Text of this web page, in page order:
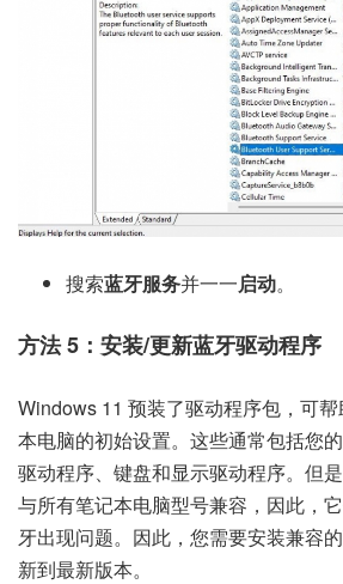
搜索蓝牙服务并一一启动。
方法 5：安装/更新蓝牙驱动程序
Windows 11 预装了驱动程序包，可
本电脑的初始设置。这些通常包括您
驱动程序、键盘和显示驱动程序。但
与所有笔记本电脑型号兼容，因此，
牙出现问题。因此，您需要安装兼容
新到最新版本。